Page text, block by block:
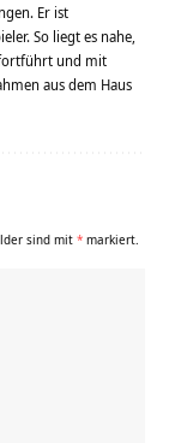
Er ist
So liegt es nahe,
fortführt und mit
aus dem Haus
sind mit * markiert.